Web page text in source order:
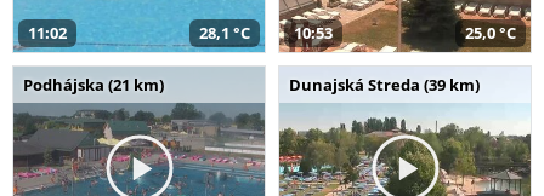
11:02 28,1 °C 10:53 25,0 °C
Podhájska (21 km) Dunajská Streda (39 km)